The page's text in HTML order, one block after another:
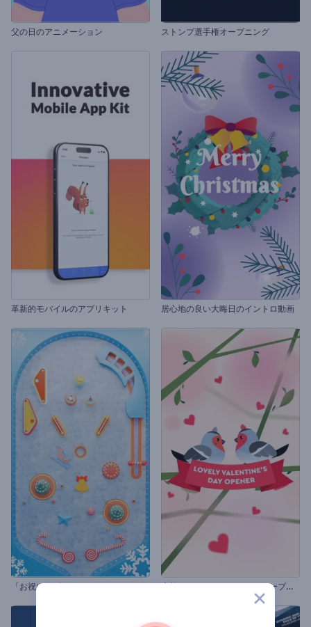
父の日のアニメーション ストンプ選手権オープニング
革新的モバイルのアプリキット 居心地の良い大晦日のイントロ動画
「
お祝いのピンボール」クリスマスのグリーティング 素
敵なバレンタインデーのオープニング動画